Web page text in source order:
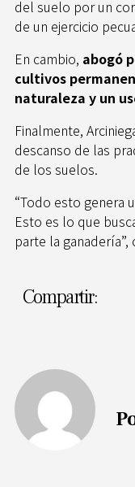
del suelo por un
de un ejercicio
En cambio, abogó
cultivos
naturaleza y un
Finalmente,
descanso de las
de los suelos.
“Todo esto genera
Esto es lo que
parte la
Compartir: